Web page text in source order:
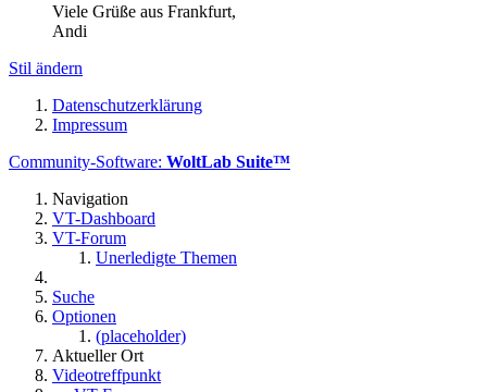
Viele Grüße aus Frankfurt,
Andi
Stil ändern
Datenschutzerklärung
Impressum
Community-Software: WoltLab Suite™
Navigation
VT-Dashboard
VT-Forum
Unerledigte Themen
Suche
Optionen
(placeholder)
Aktueller Ort
Videotreffpunkt